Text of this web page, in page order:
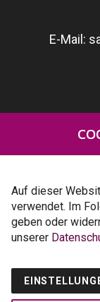
E-Mail:
Auf dieser
verwendet. Im
geben oder
unserer